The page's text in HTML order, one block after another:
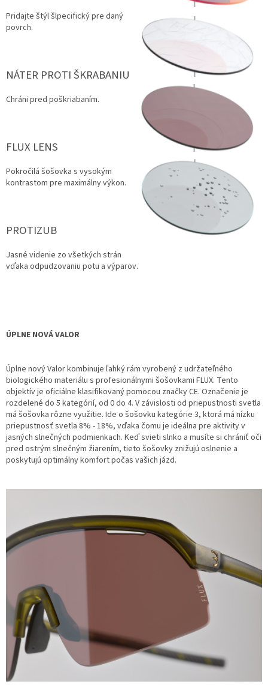
Pridajte štýl šlpecifický pre daný
povrch.
NÁTER PROTI ŠKRABANIU
Chráni pred poškriabaním.
FLUX LENS
Pokročilá šošovka s vysokým
kontrastom pre maximálny výkon.
PROTIZUB
Jasné videnie zo všetkých strán
vďaka odpudzovaniu potu a výparov.
ÚPLNE NOVÁ VALOR
Úplne nový Valor kombinuje ľahký rám vyrobený z udržateľného
biologického materiálu s profesionálnymi šošovkami FLUX. Tento
objektív je oficiálne klasifikovaný pomocou značky CE. Označenie je
rozdelené do 5 kategórií, od 0 do 4. V závislosti od priepustnosti svetla
má šošovka rôzne využitie. Ide o šošovku kategórie 3, ktorá má nízku
priepustnosť svetla 8% - 18%, vďaka čomu je ideálna pre aktivity v
jasných slnečných podmienkach. Keď svieti slnko a musíte si chrániť oči
pred ostrým slnečným žiarením, tieto šošovky znižujú oslnenie a
poskytujú optimálny komfort počas vašich jázd.